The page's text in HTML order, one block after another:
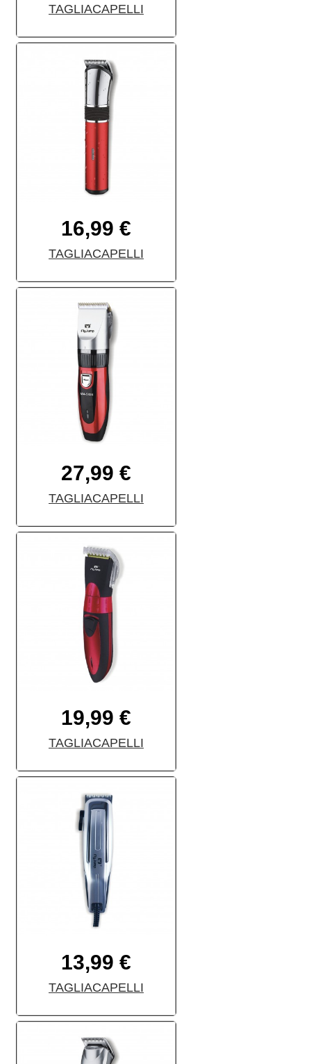
TAGLIACAPELLI
16,99 €
TAGLIACAPELLI
27,99 €
TAGLIACAPELLI
19,99 €
TAGLIACAPELLI
13,99 €
TAGLIACAPELLI